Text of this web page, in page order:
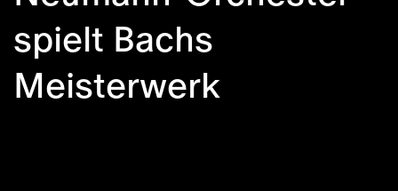
spielt Bachs
Meisterwerk